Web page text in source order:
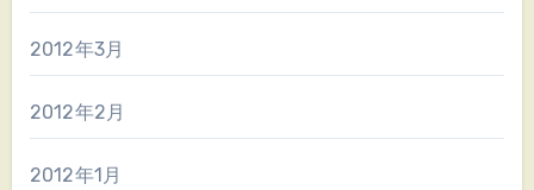
2012年3月
2012年2月
2012年1月